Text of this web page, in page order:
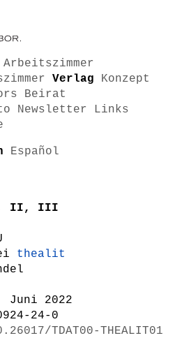
Arbeitszimmer
Verlag
Konzept
Beirat
Newsletter
Links
Español
I, II, III
thealit
Juni 2022
24-0
TDAT00-THEALIT01